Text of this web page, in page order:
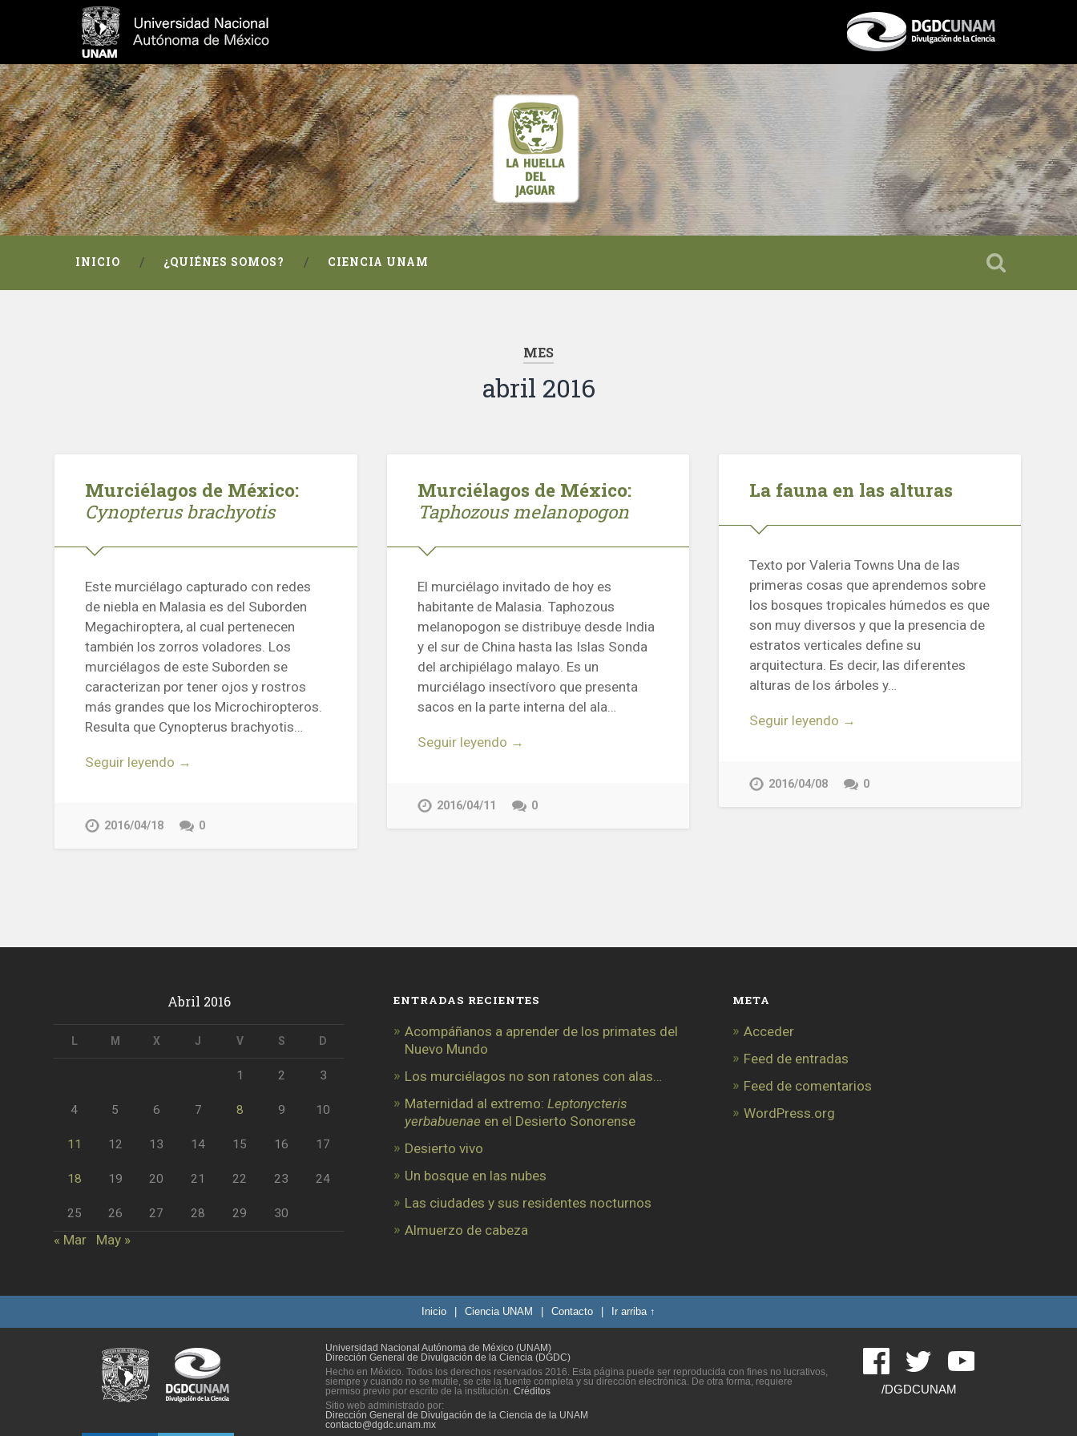
INICIO ¿QUIÉNES SOMOS? CIENCIA UNAM
MES
abril 2016
Murciélagos de México:
Cynopterus brachyotis
Este murciélago capturado con redes
de niebla en Malasia es del Suborden
Megachiroptera, al cual pertenecen
también los zorros voladores. Los
murciélagos de este Suborden se
caracterizan por tener ojos y rostros
más grandes que los Microchiropteros.
Resulta que Cynopterus brachyotis…
Seguir leyendo →
2016/04/18 0
Murciélagos de México:
Taphozous melanopogon
El murciélago invitado de hoy es
habitante de Malasia. Taphozous
melanopogon se distribuye desde India
y el sur de China hasta las Islas Sonda
del archipiélago malayo. Es un
murciélago insectívoro que presenta
sacos en la parte interna del ala…
Seguir leyendo →
2016/04/11 0
La fauna en las alturas
Texto por Valeria Towns Una de las
primeras cosas que aprendemos sobre
los bosques tropicales húmedos es que
son muy diversos y que la presencia de
estratos verticales define su
arquitectura. Es decir, las diferentes
alturas de los árboles y…
Seguir leyendo →
2016/04/08 0
Abril 2016
L M X J V S D
1 2 3
4 5 6 7 8 9 10
11 12 13 14 15 16 17
18 19 20 21 22 23 24
25 26 27 28 29 30
« Mar May »
ENTRADAS RECIENTES
Acompáñanos a aprender de los primates del
Nuevo Mundo
Los murciélagos no son ratones con alas…
Maternidad al extremo: Leptonycteris
yerbabuenae en el Desierto Sonorense
Desierto vivo
Un bosque en las nubes
Las ciudades y sus residentes nocturnos
Almuerzo de cabeza
META
Acceder
Feed de entradas
Feed de comentarios
WordPress.org
Inicio Ciencia UNAM Contacto Ir arriba ↑
Universidad Nacional Autónoma de México (UNAM)
Dirección General de Divulgación de la Ciencia (DGDC)
Hecho en México. Todos los derechos reservados 2016. Esta página puede ser reproducida con fines no lucrativos,
siempre y cuando no se mutile, se cite la fuente completa y su dirección electrónica. De otra forma, requiere
permiso previo por escrito de la institución. Créditos
Sitio web administrado por:
Dirección General de Divulgación de la Ciencia de la UNAM
contacto@dgdc.unam.mx
/DGDCUNAM